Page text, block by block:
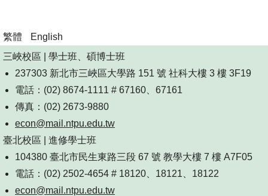
繁體
English
三峽校區 | 學士班、碩博士班
237303 新北市三峽區大學路 151 號 社科大樓 3 樓 3F19
電話：(02) 8674-1111 # 67160、67161
傳真：(02) 2673-9880
econ@mail.ntpu.edu.tw
臺北校區 | 進修學士班
104380 臺北市民生東路三段 67 號 教學大樓 7 樓 A7F05
電話：(02) 2502-4654 # 18120、18121、18122
econ@mail.ntpu.edu.tw